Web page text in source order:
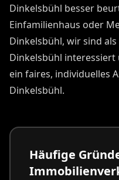
Dinkelsbühl besser
Einfamilienhaus oder
Dinkelsbühl, wir sind
Dinkelsbühl
ein faires, individuelles
Dinkelsbühl.
Häufige